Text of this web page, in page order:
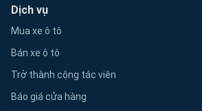
Dịch vụ
Mua xe ô tô
Bán xe ô tô
Trở thành cộng tác viên
Báo giá cửa hàng